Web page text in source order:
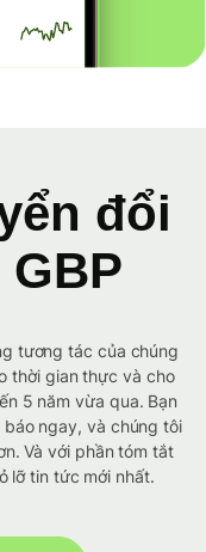
đổi
GBP
tương tác của chúng
thời gian thực và cho
5 năm vừa qua. Bạn
ngay, và chúng tôi
Và với phần tóm tắt
lỡ tin tức mới nhất.